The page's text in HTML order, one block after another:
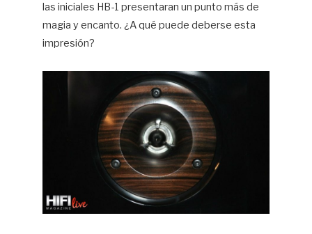
las iniciales HB-1 presentaran un punto más de
magia y encanto. ¿A qué puede deberse esta
impresión?